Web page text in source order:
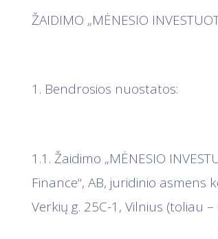
ŽAIDIMO „MĖNESIO
1. Bendrosios nuostatos:
1.1. Žaidimo „MĖNESIO
Finance“, AB, juridinio
Verkių g. 25C-1, Vilnius (toliau